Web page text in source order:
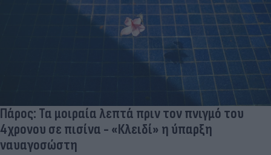
Πάρος: Τα μοιραία λεπτά πριν τον πνιγμό του
4χρονου σε πισίνα - «Κλειδί» η ύπαρξη
ναυαγοσώστη